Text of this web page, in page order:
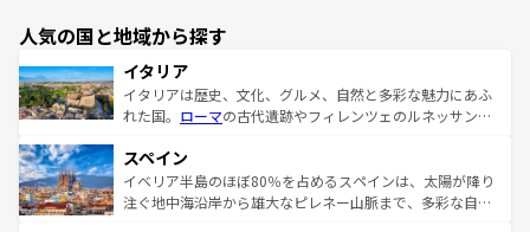
人気の国と地域から探す
イタリア
イタリアは歴史、文化、グルメ、自然と多彩な魅力にあふ
れた国。 ローマの古代遺跡やフィレンツェのルネッサンス
ろん、トスカーナの美しい田園風景やアマルフィ海岸の絶
景など、自然景観も見逃せない。観光の合間には、本場の
ピザやパスタなど、絶品のイタリア料理を堪能することも
スペイン
イベリア半島のほぼ80％を占めるスペインは、太陽が降り
注ぐ地中海沿岸から雄大なピレネー山脈まで、多彩な自然